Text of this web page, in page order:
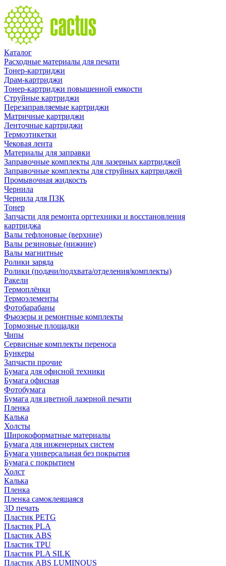
Каталог
Расходные материалы для печати
Тонер-картриджи
Драм-картриджи
Тонер-картриджи повышенной емкости
Струйные картриджи
Перезаправляемые картриджи
Матричные картриджи
Ленточные картриджи
Термоэтикетки
Чековая лента
Материалы для заправки
Заправочные комплекты для лазерных картриджей
Заправочные комплекты для струйных картриджей
Промывочная жидкость
Чернила
Чернила для ПЗК
Тонер
Запчасти для ремонта оргтехники и восстановления
картриджа
Валы тефлоновые (верхние)
Валы резиновые (нижние)
Валы магнитные
Ролики заряда
Ролики (подачи/подхвата/отделения/комплекты)
Ракели
Термоплёнки
Термоэлементы
Фотобарабаны
Фьюзеры и ремонтные комплекты
Тормозные площадки
Чипы
Сервисные комплекты переноса
Бункеры
Запчасти прочие
Бумага для офисной техники
Бумага офисная
Фотобумага
Бумага для цветной лазерной печати
Пленка
Калька
Холсты
Широкоформатные материалы
Бумага для инженерных систем
Бумага универсальная без покрытия
Бумага с покрытием
Холст
Калька
Пленка
Пленка самоклеящаяся
3D печать
Пластик PETG
Пластик PLA
Пластик ABS
Пластик TPU
Пластик PLA SILK
Пластик ABS LUMINOUS